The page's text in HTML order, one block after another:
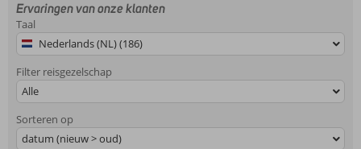
Ervaringen van onze klanten
Taal
Nederlands (NL) (186)
Filter reisgezelschap
Alle
Sorteren op
datum (nieuw > oud)